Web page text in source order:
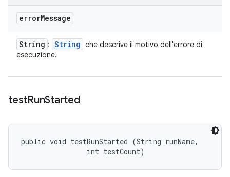
errorMessage
String : String che descrive il motivo dell'errore di
esecuzione.
testRunStarted
public void testRunStarted (String runName,
                int testCount)